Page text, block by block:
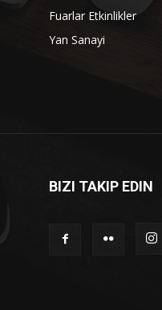
Fuarlar Etkinlikler
Yan Sanayi
BIZI TAKIP EDIN